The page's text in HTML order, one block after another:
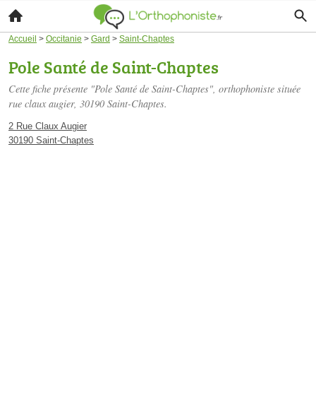
Accueil > Occitanie > Gard > Saint-Chaptes
Pole Santé de Saint-Chaptes
Cette fiche présente "Pole Santé de Saint-Chaptes", orthophoniste située
rue claux augier, 30190 Saint-Chaptes.
2 Rue Claux Augier
30190 Saint-Chaptes